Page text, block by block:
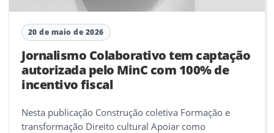
20 de maio de 2026
Jornalismo Colaborativo tem captação
autorizada pelo MinC com 100% de
incentivo fiscal
Nesta publicação Construção coletiva Formação e
transformação Direito cultural Apoiar como